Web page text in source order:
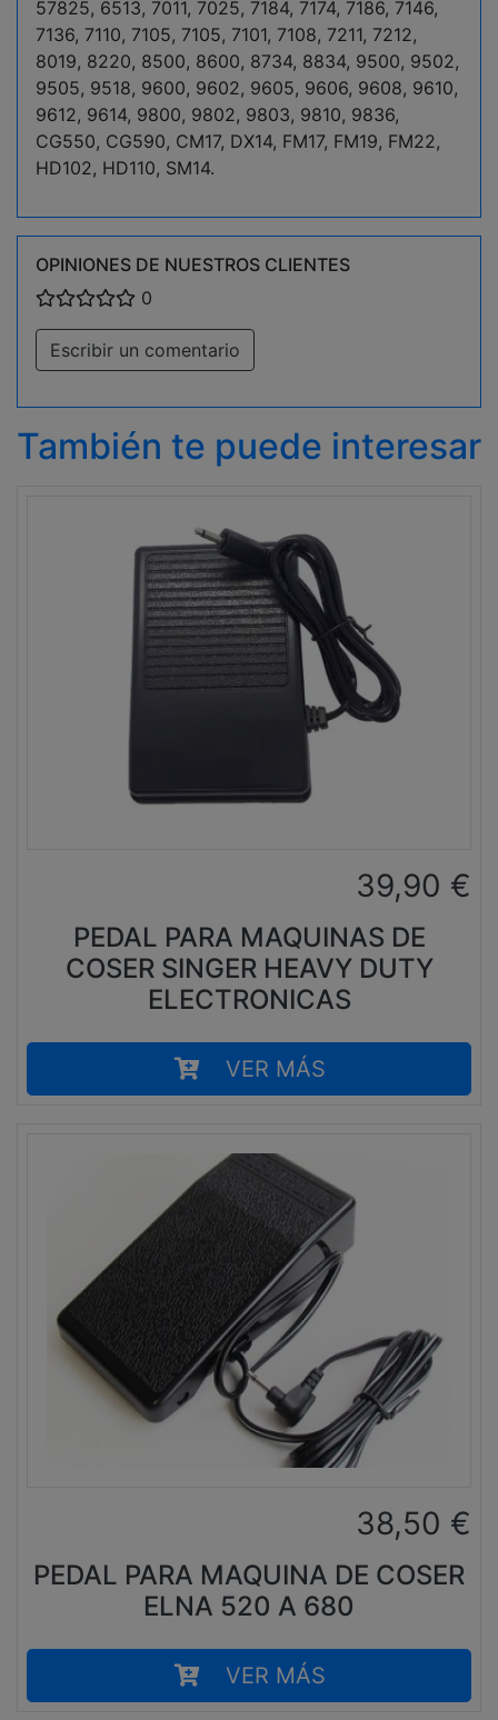
57825, 6513, 7011, 7025, 7184, 7174, 7186, 7146,
7136, 7110, 7105, 7105, 7101, 7108, 7211, 7212,
8019, 8220, 8500, 8600, 8734, 8834, 9500, 9502,
9505, 9518, 9600, 9602, 9605, 9606, 9608, 9610,
9612, 9614, 9800, 9802, 9803, 9810, 9836,
CG550, CG590, CM17, DX14, FM17, FM19, FM22,
HD102, HD110, SM14.
OPINIONES DE NUESTROS CLIENTES
0
Escribir un comentario
También te puede interesar
39,90 €
PEDAL PARA MAQUINAS DE
COSER SINGER HEAVY DUTY
ELECTRONICAS
VER MÁS
38,50 €
PEDAL PARA MAQUINA DE COSER
ELNA 520 A 680
VER MÁS